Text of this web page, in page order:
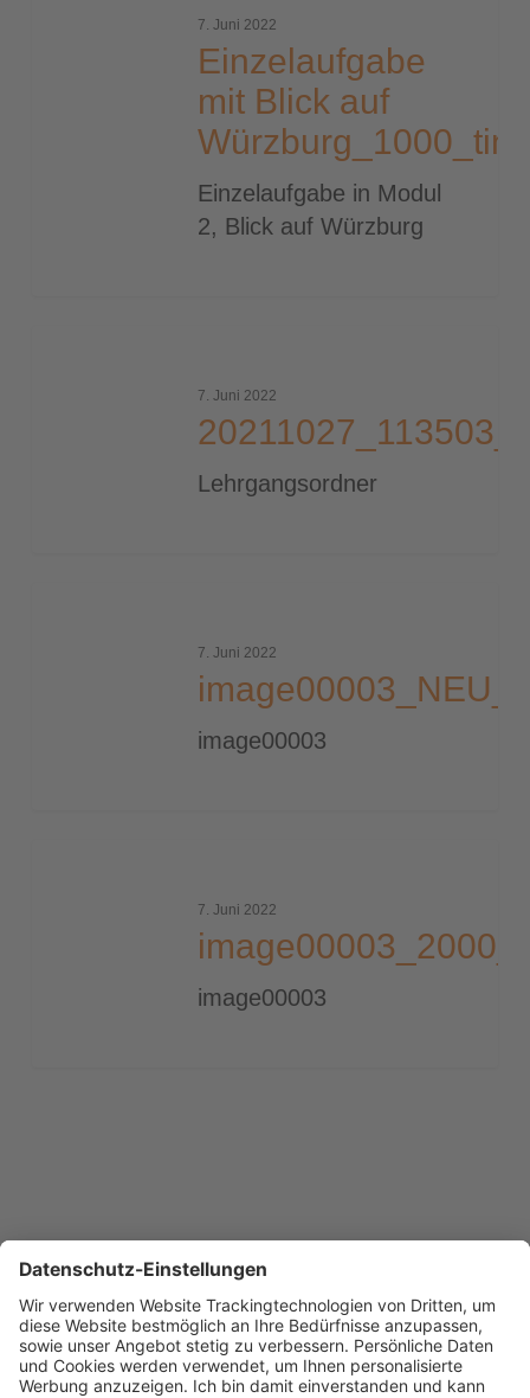
Würzburg_1000_tiny
7. Juni 2022
Einzelaufgabe
mit Blick auf
Würzburg_1000_tiny
Einzelaufgabe in Modul
2, Blick auf Würzburg
7. Juni 2022
Lehrgangsordner
7. Juni 2022
image00003
7. Juni 2022
image00003
Previous 1 …
… 23 Next